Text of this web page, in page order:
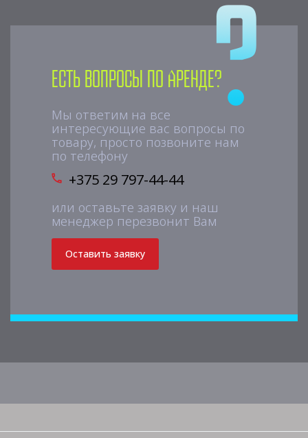
Есть вопросы по аренде?
Мы ответим на все
интересующие вас вопросы по
товару, просто позвоните нам
по телефону
+375 29 797-44-44
или оставьте заявку и наш
менеджер перезвонит Вам
Оставить заявку